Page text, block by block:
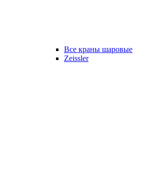
Все краны шаровые
Zeissler